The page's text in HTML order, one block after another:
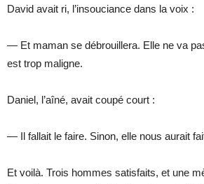
David avait ri, l’insouciance dans la voix :
— Et maman se débrouillera. Elle ne va
est trop maligne.
Daniel, l’aîné, avait coupé court :
— Il fallait le faire. Sinon, elle nous aurait
Et voilà. Trois hommes satisfaits, et une